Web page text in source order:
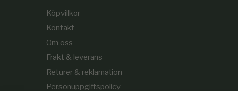
Köpvillkor
Kontakt
Om oss
Frakt & leverans
Returer & reklamation
Personuppgiftspolicy